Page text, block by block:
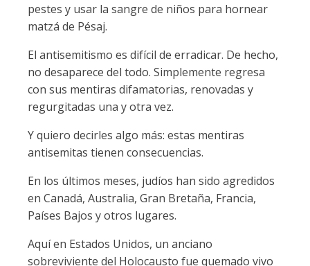
pestes y usar la sangre de niños para hornear
matzá de Pésaj.
El antisemitismo es difícil de erradicar. De hecho,
no desaparece del todo. Simplemente regresa
con sus mentiras difamatorias, renovadas y
regurgitadas una y otra vez.
Y quiero decirles algo más: estas mentiras
antisemitas tienen consecuencias.
En los últimos meses, judíos han sido agredidos
en Canadá, Australia, Gran Bretaña, Francia,
Países Bajos y otros lugares.
Aquí en Estados Unidos, un anciano
sobreviviente del Holocausto fue quemado vivo